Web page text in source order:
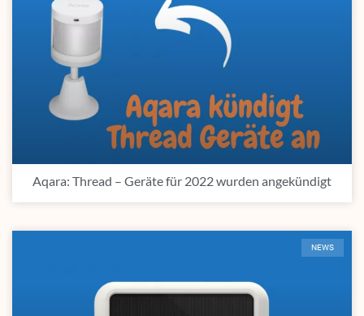
Aqara: Thread – Geräte für 2022 wurden angekündigt
NEWS